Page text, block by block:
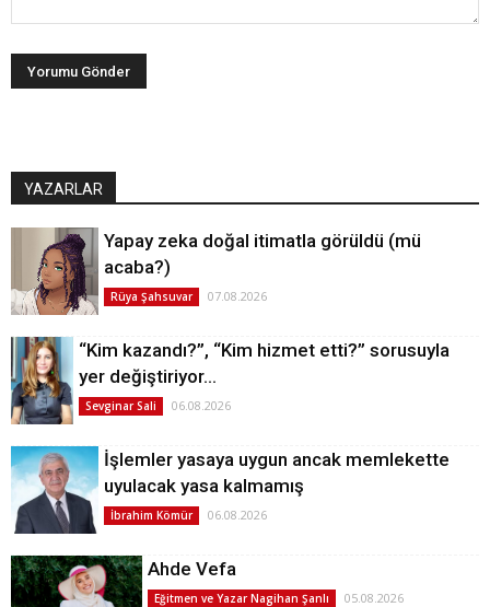
YAZARLAR
Yapay zeka doğal itimatla görüldü (mü
acaba?)
Rüya Şahsuvar 07.08.2026
“Kim kazandı?”, “Kim hizmet etti?” sorusuyla
yer değiştiriyor…
Sevginar Sali 06.08.2026
İşlemler yasaya uygun ancak memlekette
uyulacak yasa kalmamış
İbrahim Kömür 06.08.2026
Ahde Vefa
Eğitmen ve Yazar Nagihan Şanlı 05.08.2026